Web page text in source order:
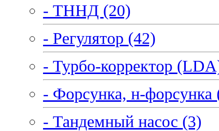
- ТННД (20)
- Регулятор (42)
- Турбо-корректор
- Форсунка, н-форсунка
- Тандемный насос (3)